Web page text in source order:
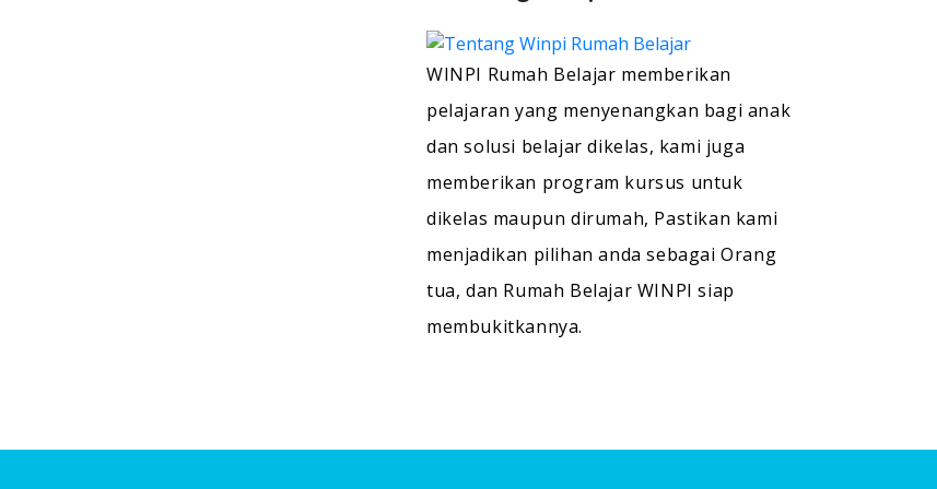
WINPI Rumah Belajar memberikan
pelajaran yang menyenangkan bagi anak
dan solusi belajar dikelas, kami juga
memberikan program kursus untuk
dikelas maupun dirumah, Pastikan kami
menjadikan pilihan anda sebagai Orang
tua, dan Rumah Belajar WINPI siap
membukitkannya.